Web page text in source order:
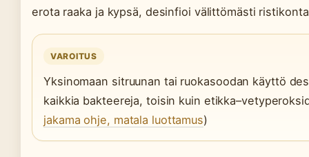
erota raaka ja kypsä, desinfioi välittömästi
VAROITUS
Yksinomaan sitruunan tai ruokasoodan käyttö
kaikkia bakteereja, toisin kuin
jakama ohje, matala luottamus)